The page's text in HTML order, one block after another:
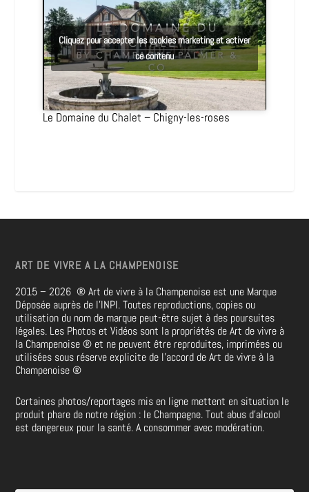
Cliquez pour accepter les cookies marketing et activer
ce contenu
Le Domaine du Chalet – Chigny-les-roses
ART DE VIVRE A LA CHAMPENOISE
2015 – 2026®Art de vivre à la Champenoise est une Marque
Déposée auprès de l’INPI. Toutes reproductions, copies ou
utilisation du nom de marque peut-être sujet à des poursuites
légales. Les Photos et Vidéos sont la propriétés de Art de vivre à
la Champenoise® et ne peuvent être reproduites, imprimées ou
utilisées sous réserve explicite de l’accord de Art de vivre à la
Champenoise®
Certaines photos/reportages mis en ligne mettent en situation le
produit phare de notre région : le Champagne. Tout abus d’alcool
est dangereux pour la santé. A consommer avec modération.